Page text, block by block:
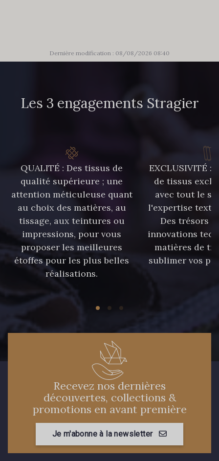
Dernière modification : 08/08/2026 08:40
Les 3 engagements Stragier
QUALITÉ : Des tissus de
qualité supérieure ; une
attention méticuleuse quant
au choix des matières, au
tissage, aux teintures ou
impressions, pour vous
proposer les meilleures
étoffes pour les plus belles
réalisations.
EXCLUSIVITÉ :
de tissus
avec tout le
l'expertise
Des trésors
innovations
matières de
sublimer vos
Recevez nos dernières
découvertes, collections &
promotions en avant première
Je m'abonne à la newsletter